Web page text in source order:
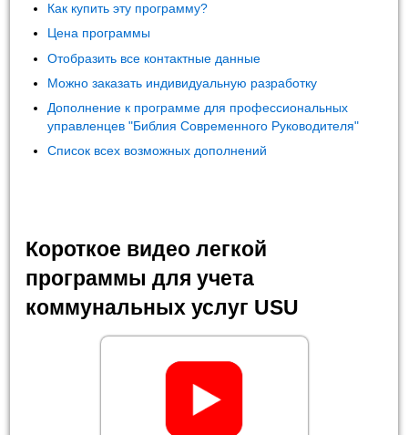
Как купить эту программу?
Цена программы
Отобразить все контактные данные
Можно заказать индивидуальную разработку
Дополнение к программе для профессиональных
управленцев "Библия Современного Руководителя"
Список всех возможных дополнений
Короткое видео легкой
программы для учета
коммунальных услуг USU